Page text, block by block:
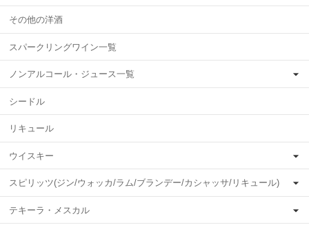
その他の洋酒
スパークリングワイン一覧
ノンアルコール・ジュース一覧
シードル
リキュール
ウイスキー
スピリッツ(ジン/ウォッカ/ラム/ブランデー/カシャッサ/リキュール)
テキーラ・メスカル